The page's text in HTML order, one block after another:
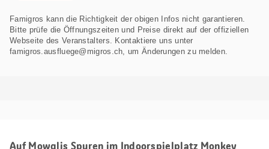
Famigros kann die Richtigkeit der obigen Infos nicht garantieren.
Bitte prüfe die Öffnungszeiten und Preise direkt auf der offiziellen
Webseite des Veranstalters. Kontaktiere uns unter
famigros.ausfluege@migros.ch, um Änderungen zu melden.
Auf Mowglis Spuren im Indoorspielplatz Monkey